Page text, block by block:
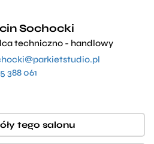
Sochocki
techniczno - handlowy
388 061
tego salonu